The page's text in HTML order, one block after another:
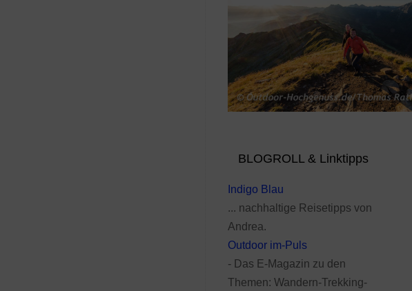
BLOGROLL & Linktipps
Indigo Blau
... nachhaltige Reisetipps von
Andrea.
Outdoor im-Puls
- Das E-Magazin zu den
Themen: Wandern-Trekking-